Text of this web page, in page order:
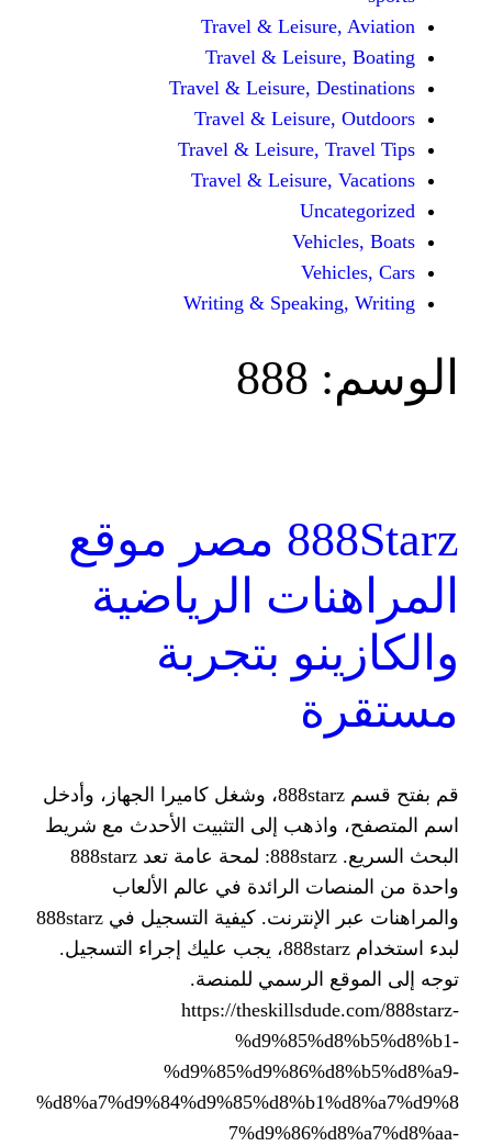
Travel &
Travel &
Travel & Leisure,
Travel &
Travel & Leisure,
Travel &
Writing &
888
888Starz مصر موقع
الرياضية
بتجربة
قم بفتح قسم 888starz، وشغل كاميرا الجهاز، وأدخل
إلى التثبيت الأحدث مع شريط
البحث السريع. 888starz: لمحة عامة تعد 888starz
الرائدة في عالم الألعاب
والمراهنات عبر الإنترنت. كيفية التسجيل في 888starz
لبدء استخدام 888starz، يجب عليك إجراء التسجيل.
الرسمي للمنصة.
https://